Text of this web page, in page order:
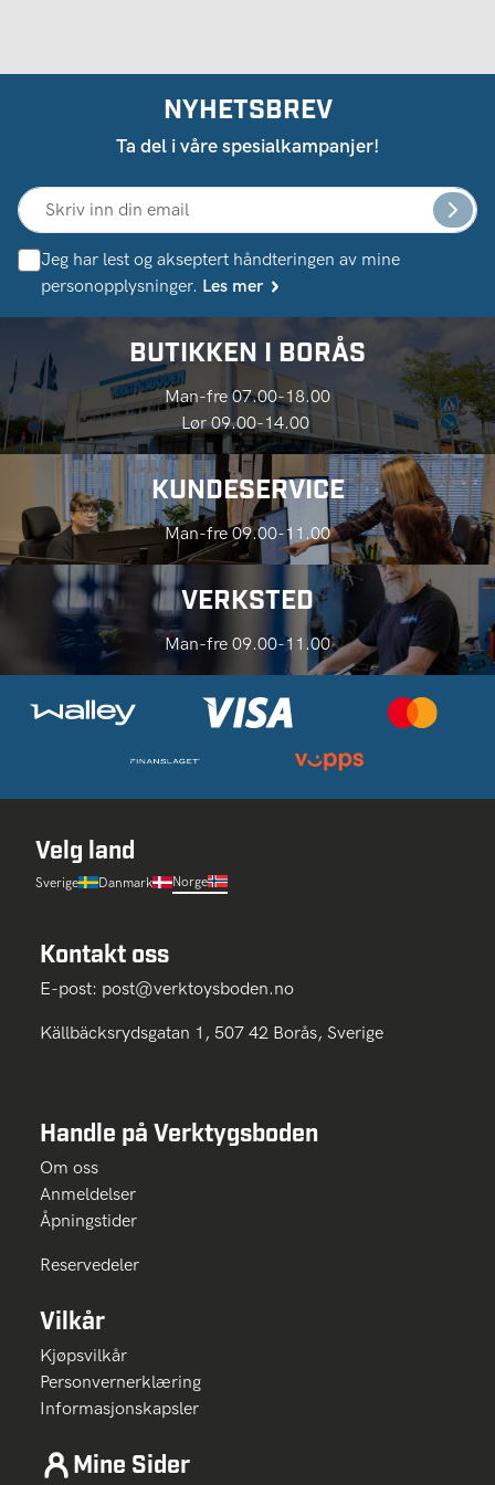
NYHETSBREV
Ta del i våre spesialkampanjer!
Jeg har lest og akseptert håndteringen av mine
personopplysninger. Les mer
BUTIKKEN I BORÅS
Man-fre 07.00-18.00
Lør 09.00-14.00
KUNDESERVICE
Man-fre 09.00-11.00
VERKSTED
Man-fre 09.00-11.00
Velg land
Sverige Danmark Norge
Kontakt oss
E-post: post@verktoysboden.no
Källbäcksrydsgatan 1, 507 42 Borås, Sverige
Handle på Verktygsboden
Om oss
Anmeldelser
Åpningstider
Reservedeler
Vilkår
Kjøpsvilkår
Personvernerklæring
Informasjonskapsler
Mine Sider